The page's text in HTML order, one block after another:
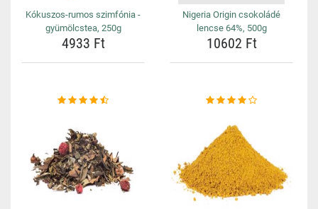
Kókuszos-rumos szimfónia -
gyümölcstea, 250g
4933 Ft
Nigeria Origin csokoládé
lencse 64%, 500g
10602 Ft